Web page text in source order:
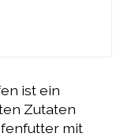
ist ein
Zutaten
mit